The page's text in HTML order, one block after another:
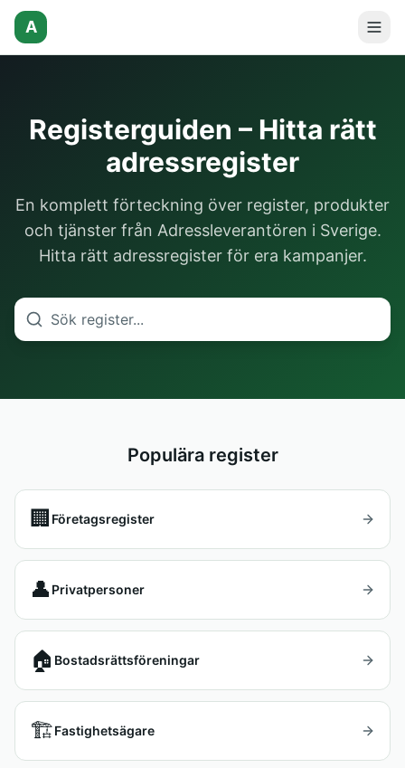
A
Registerguiden – Hitta rätt
adressregister
En komplett förteckning över register, produkter
och tjänster från Adressleverantören i Sverige.
Hitta rätt adressregister för era kampanjer.
Populära register
🏢 Företagsregister
👤 Privatpersoner
🏠 Bostadsrättsföreningar
🏗️Fastighetsägare